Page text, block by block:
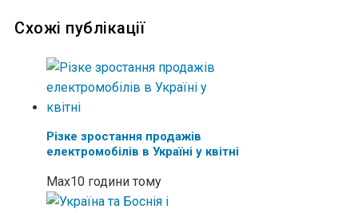
Схожі публікації
Різке зростання продажів
електромобілів в Україні у квітні
Max10 години тому